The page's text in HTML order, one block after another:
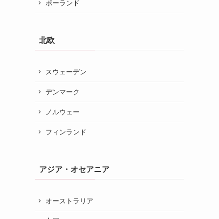
ポーランド
北欧
スウェーデン
デンマーク
ノルウェー
フィンランド
アジア・オセアニア
オーストラリア